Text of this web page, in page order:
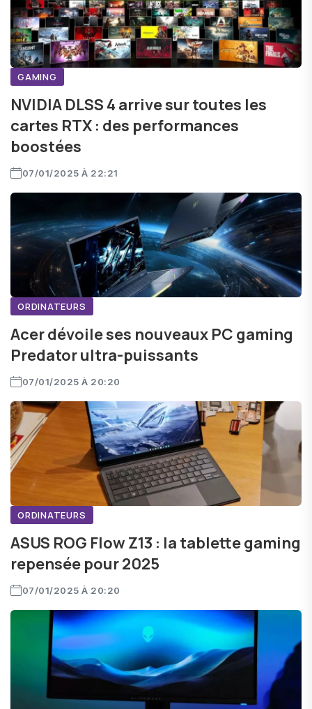
GAMING
NVIDIA DLSS 4 arrive sur toutes les
cartes RTX : des performances
boostées
07/01/2025 À 22:21
ORDINATEURS
Acer dévoile ses nouveaux PC gaming
Predator ultra-puissants
07/01/2025 À 20:20
ORDINATEURS
ASUS ROG Flow Z13 : la tablette gaming
repensée pour 2025
07/01/2025 À 20:20